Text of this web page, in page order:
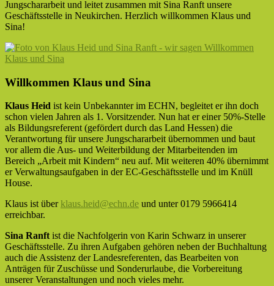
Jungschararbeit und leitet zusammen mit Sina Ranft unsere
Geschäftsstelle in Neukirchen. Herzlich willkommen Klaus und
Sina!
Willkommen Klaus und Sina
Klaus Heid ist kein Unbekannter im ECHN, begleitet er ihn doch
schon vielen Jahren als 1. Vorsitzender. Nun hat er einer 50%-Stelle
als Bildungsreferent (gefördert durch das Land Hessen) die
Verantwortung für unsere Jungschararbeit übernommen und baut
vor allem die Aus- und Weiterbildung der Mitarbeitenden im
Bereich „Arbeit mit Kindern“ neu auf. Mit weiteren 40% übernimmt
er Verwaltungsaufgaben in der EC-Geschäftsstelle und im Knüll
House.
Klaus ist über klaus.heid@echn.de und unter 0179 5966414
erreichbar.
Sina Ranftist die Nachfolgerin von Karin Schwarz in unserer
Geschäftsstelle. Zu ihren Aufgaben gehören neben der Buchhaltung
auch die Assistenz der Landesreferenten, das Bearbeiten von
Anträgen für Zuschüsse und Sonderurlaube, die Vorbereitung
unserer Veranstaltungen und noch vieles mehr.